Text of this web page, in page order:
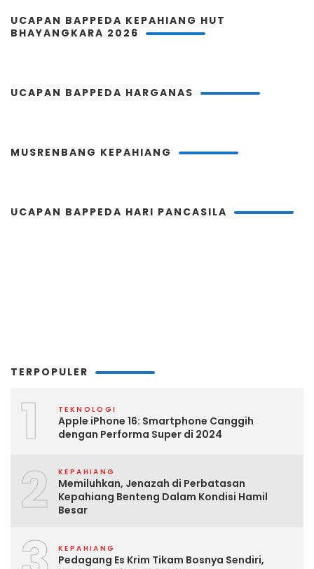
UCAPAN BAPPEDA KEPAHIANG HUT
BHAYANGKARA 2026
UCAPAN BAPPEDA HARGANAS
MUSRENBANG KEPAHIANG
UCAPAN BAPPEDA HARI PANCASILA
TERPOPULER
1 TEKNOLOGI
Apple iPhone 16: Smartphone Canggih
dengan Performa Super di 2024
2 KEPAHIANG
Memiluhkan, Jenazah di Perbatasan
Kepahiang Benteng Dalam Kondisi Hamil
Besar
KEPAHIANG
Pedagang Es Krim Tikam Bosnya Sendiri,